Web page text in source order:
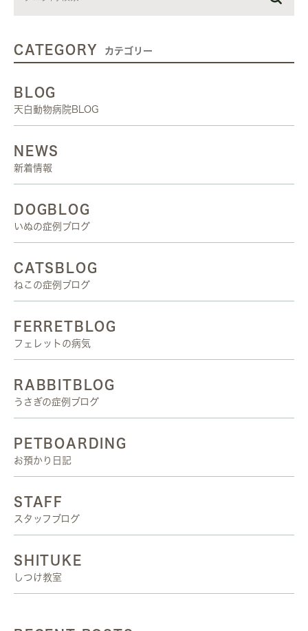
CATEGORY カテゴリー
BLOG
天白動物病院BLOG
NEWS
新着情報
DOGBLOG
いぬの症例ブログ
CATSBLOG
ねこの症例ブログ
FERRETBLOG
フェレットの病気
RABBITBLOG
うさぎの症例ブログ
PETBOARDING
お預かり日記
STAFF
スタッフブログ
SHITUKE
しつけ教室